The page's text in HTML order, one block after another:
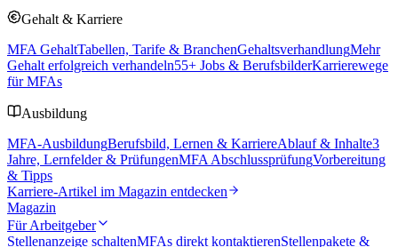
Gehalt & Karriere
MFA GehaltTabellen, Tarife & BranchenGehaltsverhandlungMehr
Gehalt erfolgreich verhandeln55+ Jobs & BerufsbilderKarrierewege
für MFAs
Ausbildung
MFA-AusbildungBerufsbild, Lernen & KarriereAblauf & Inhalte3
Jahre, Lernfelder & PrüfungenMFA AbschlussprüfungVorbereitung
& Tipps
Karriere-Artikel im Magazin entdecken
Magazin
Für Arbeitgeber
Stellenanzeige schaltenMFAs direkt kontaktierenStellenpakete &